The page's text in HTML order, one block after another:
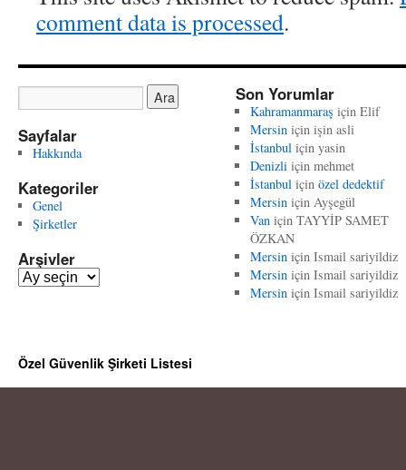
comment data is processed.
Sayfalar
Hakkında
Kategoriler
Genel
Şirketler
Arşivler
A
l
e
Son Yorumlar
Kahramanmaraş için Elif
Mersiniçin işin asli
İstanbuliçin yasin
Denizliiçin mehmet
İstanbuliçin özel dedektif
Mersiniçin Ayşegül
Vaniçin TAYYİP SAMET
ÖZKAN
Mersiniçin Ismail sariyildiz
Mersiniçin Ismail sariyildiz
Mersiniçin Ismail sariyildiz
Özel Güvenlik Şirketi Listesi